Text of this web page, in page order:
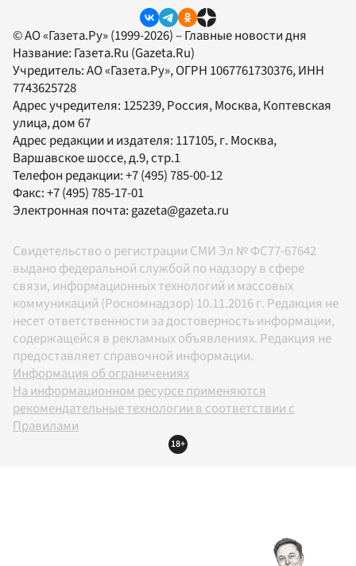
© АО «Газета.Ру» (1999-2026) – Главные новости дня
Название: Газета.Ru (Gazeta.Ru)
Учредитель:АО «Газета.Ру», ОГРН 1067761730376, ИНН
7743625728
Адрес учредителя: 125239, Россия, Москва, Коптевская
улица, дом 67
Адрес редакции и издателя: 117105, г. Москва,
Варшавское шоссе, д.9, стр.1
Телефон редакции:+7 (495) 785-00-12
Факс:+7 (495) 785-17-01
Электронная почта:gazeta@gazeta.ru
Свидетельство о регистрации СМИ Эл № ФС77-67642
выдано федеральной службой по надзору в сфере
связи, информационных технологий и массовых
коммуникаций (Роскомнадзор) 10.11.2016 г. Редакция не
несет ответственности за достоверность информации,
содержащейся в рекламных объявлениях. Редакция не
предоставляет справочной информации.
Информация об ограничениях
На информационном ресурсе применяются
рекомендательные технологии в соответствии с
Правилами
18+